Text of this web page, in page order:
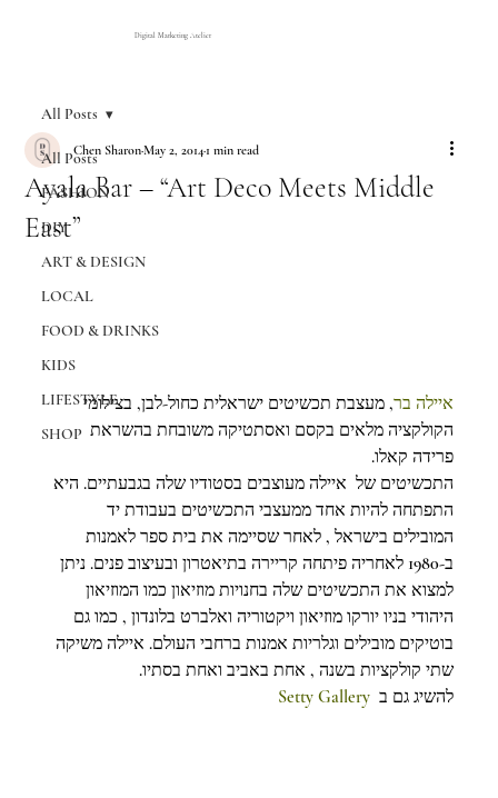
Digital Marketing Atelier
All Posts
FASHION
DIY
ART & DESIGN
LOCAL
FOOD & DRINKS
KIDS
LIFESTYLE
SHOP
All Posts
Ayala Bar – “Art Deco Meets Middle
East”
Chen SharonMay 2, 20141 min read
איילה בר, מעצבת תכשיטים ישראלית כחול-לבן, בצילומי
הקולקציה מלאים בקסם ואסתטיקה משובחת בהשראת
פרידה קאלו.
התכשיטים של  איילה מעוצבים בסטודיו שלה בגבעתיים. היא
התפתחה להיות אחד ממעצבי התכשיטים בעבודת יד
המובילים בישראל , לאחר שסיימה את בית ספר לאמנות
ב-1980 לאחריה פיתחה קריירה בתיאטרון ובעיצוב פנים. ניתן
למצוא את התכשיטים שלה בחנויות מוזיאון כמו המוזיאון
היהודי בניו יורקו מוזיאון ויקטוריה ואלברט בלונדון , כמו גם
בוטיקים מובילים וגלריות אמנות ברחבי העולם. איילה משיקה
שתי קולקציות בשנה , אחת באביב ואחת בסתיו.
להשיג גם ב Setty Gallery